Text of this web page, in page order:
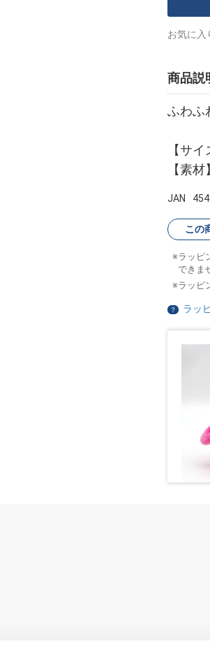
お気に入
商品説
ふわふ
【サ
【素
JAN
この
ラッピ
できま
ラッピ
？ ラッ